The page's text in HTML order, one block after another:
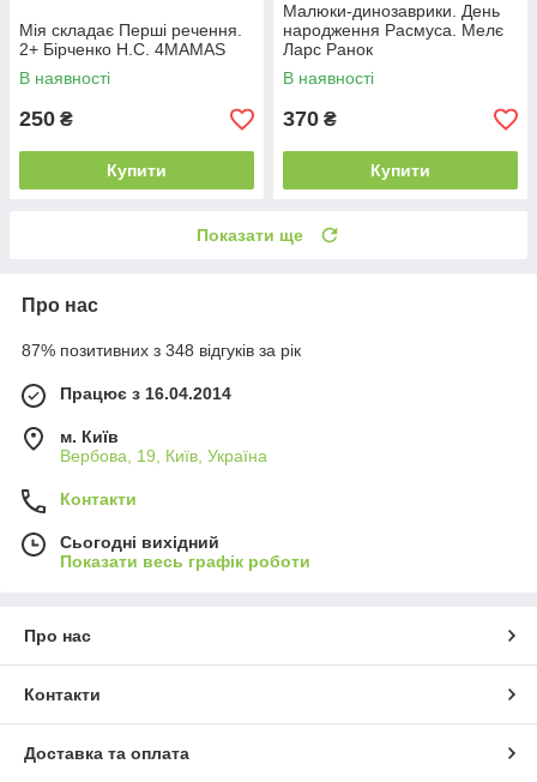
Мія складає Перші речення.
2+ Бірченко Н.С. 4MAMAS
В наявності
250 ₴
Купити
Малюки-динозаврики. День
народження Расмуса. Мелє
Ларс Ранок
В наявності
370 ₴
Купити
Показати ще
Про нас
87% позитивних з 348 відгуків за рік
Працює з 16.04.2014
м. Київ
Вербова, 19, Київ, Україна
Контакти
Сьогодні вихідний
Показати весь графік роботи
Про нас
Контакти
Доставка та оплата